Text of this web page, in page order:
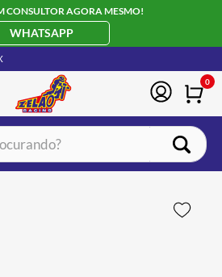
CONSULTOR AGORA MESMO!
WHATSAPP
0